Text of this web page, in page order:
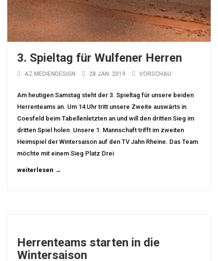
3. Spieltag für Wulfener Herren
AZ MEDIENDESIGN 28 JAN. 2019 VORSCHAU
Am heutigen Samstag steht der 3. Spieltag für unsere beiden
Herrenteams an. Um 14 Uhr tritt unsere Zweite auswärts in
Coesfeld beim Tabellenletzten an und will den dritten Sieg im
dritten Spiel holen. Unsere 1. Mannschaft trifft im zweiten
Heimspiel der Wintersaison auf den TV Jahn Rheine. Das Team
möchte mit einem Sieg Platz Drei
weiterlesen →
Herrenteams starten in die
Wintersaison